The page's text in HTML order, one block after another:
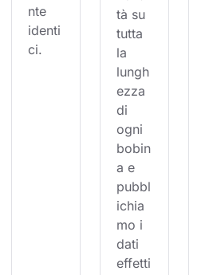
nte
identi
ci.
tà su
tutta
la
lungh
ezza
di
ogni
bobin
a e
pubbl
ichia
mo i
dati
effetti